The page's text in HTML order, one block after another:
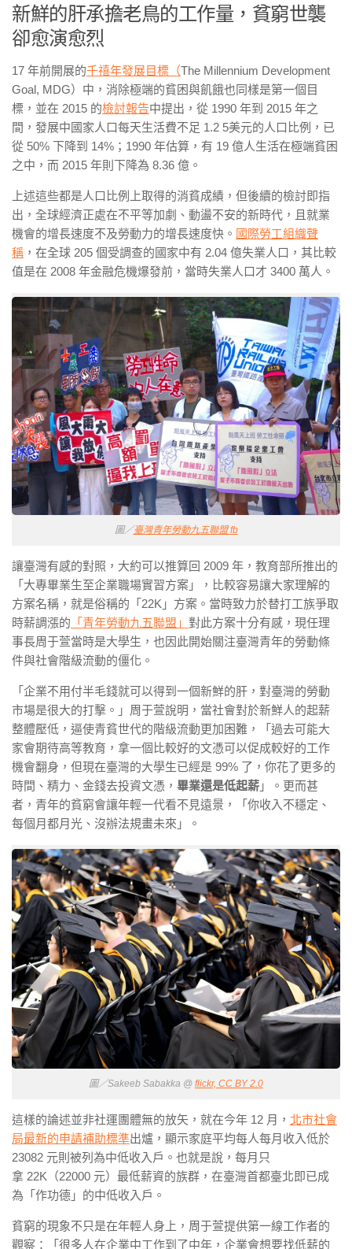
新鮮的肝承擔老鳥的工作量，貧窮世襲
卻愈演愈烈
17 年前開展的千禧年發展目標（The Millennium Development
Goal, MDG）中，消除極端的貧困與飢餓也同樣是第一個目
標，並在 2015 的檢討報告中提出，從 1990 年到 2015 年之
間，發展中國家人口每天生活費不足 1.2 5美元的人口比例，已
從 50% 下降到 14% ； 1990 年估算，有 19 億人生活在極端貧困
之中，而 2015 年則下降為 8.36 億。
上述這些都是人口比例上取得的消貧成績，但後續的檢討即指
出，全球經濟正處在不平等加劇、動盪不安的新時代，且就業
機會的增長速度不及勞動力的增長速度快。 國際勞工組織聲
稱 ，在全球 205 個受調查的國家中有 2.04 億失業人口，其比較
值是在 2008 年金融危機爆發前，當時失業人口才 3400 萬人。
圖／臺灣青年勞動九五聯盟 fb
讓臺灣有感的對照，大約可以推算回 2009 年，教育部所推出的
「大專畢業生至企業職場實習方案」，比較容易讓大家理解的
方案名稱，就是俗稱的「 22K 」方案。當時致力於替打工族爭取
時薪調漲的 「青年勞動九五聯盟」 對此方案十分有感，現任理
事長周于萱當時是大學生，也因此開始關注臺灣青年的勞動條
件與社會階級流動的僵化。
「企業不用付半毛錢就可以得到一個新鮮的肝，對臺灣的勞動
市場是很大的打擊。」周于萱說明，當社會對於新鮮人的起薪
整體壓低，逼使青貧世代的階級流動更加困難，「過去可能大
家會期待高等教育，拿一個比較好的文憑可以促成較好的工作
機會翻身，但現在臺灣的大學生已經是 99% 了，你花了更多的
時間、精力、金錢去投資文憑， 畢業還是低起薪 」。更而甚
者，青年的貧窮會讓年輕一代看不見遠景，「你收入不穩定、
每個月都月光、沒辦法規畫未來」。
圖／Sakeeb Sabakka @ flickr, CC BY 2.0
這樣的論述並非社運團體無的放矢，就在今年 12 月， 北市社會
局最新的申請補助標準出爐，顯示家庭平均每人每月收入低於
23082 元則被列為中低收入戶。也就是說，每月只
拿 22K（22000 元） 最低薪資的族群，在臺灣首都臺北即已成
為「作功德」的中低收入戶。
貧窮的現象不只是在年輕人身上，周于萱提供第一線工作者的
觀察：「很多人在企業中工作到了中年，企業會想要找低薪的